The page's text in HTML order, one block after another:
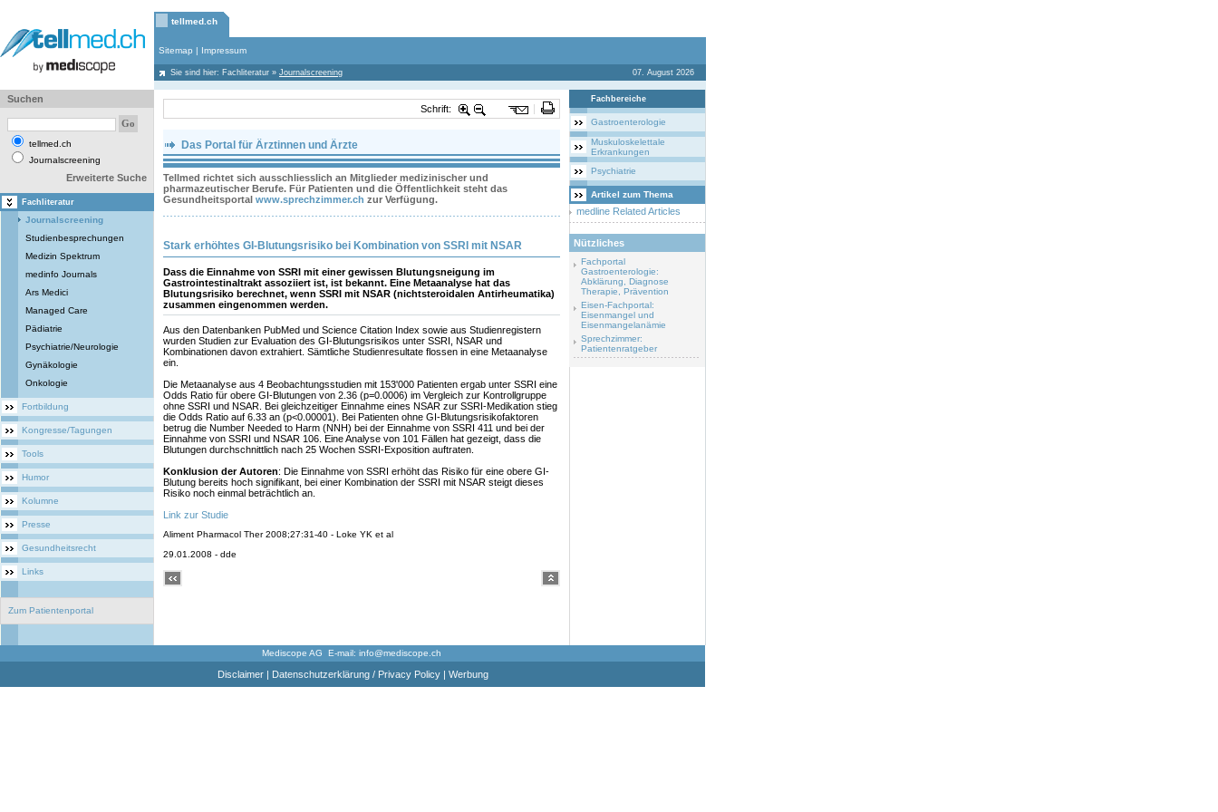
tellmed.ch
Sitemap | Impressum
Sie sind hier: Fachliteratur » Journalscreening 07. August 2026
Suchen
tellmed.ch
Journalscreening
Erweiterte Suche
Fachliteratur
Journalscreening
Studienbesprechungen
Medizin Spektrum
medinfo Journals
Ars Medici
Managed Care
Pädiatrie
Psychiatrie/Neurologie
Gynäkologie
Onkologie
Fortbildung
Kongresse/Tagungen
Tools
Humor
Kolumne
Presse
Gesundheitsrecht
Links
Zum Patientenportal
Schrift:
Das Portal für Ärztinnen und Ärzte
Tellmed richtet sich ausschliesslich an Mitglieder medizinischer und
pharmazeutischer Berufe. Für Patienten und die Öffentlichkeit steht das
Gesundheitsportal www.sprechzimmer.ch zur Verfügung.
Stark erhöhtes GI-Blutungsrisiko bei Kombination von SSRI mit NSAR
Dass die Einnahme von SSRI mit einer gewissen Blutungsneigung im
Gastrointestinaltrakt assoziiert ist, ist bekannt. Eine Metaanalyse hat das
Blutungsrisiko berechnet, wenn SSRI mit NSAR (nichtsteroidalen Antirheumatika)
zusammen eingenommen werden.
Aus den Datenbanken PubMed und Science Citation Index sowie aus Studienregistern
wurden Studien zur Evaluation des GI-Blutungsrisikos unter SSRI, NSAR und
Kombinationen davon extrahiert. Sämtliche Studienresultate flossen in eine Metaanalyse
ein.
Die Metaanalyse aus 4 Beobachtungsstudien mit 153'000 Patienten ergab unter SSRI eine
Odds Ratio für obere GI-Blutungen von 2.36 (p=0.0006) im Vergleich zur Kontrollgruppe
ohne SSRI und NSAR. Bei gleichzeitiger Einnahme eines NSAR zur SSRI-Medikation stieg
die Odds Ratio auf 6.33 an (p<0.00001). Bei Patienten ohne GI-Blutungsrisikofaktoren
betrug die Number Needed to Harm (NNH) bei der Einnahme von SSRI 411 und bei der
Einnahme von SSRI und NSAR 106. Eine Analyse von 101 Fällen hat gezeigt, dass die
Blutungen durchschnittlich nach 25 Wochen SSRI-Exposition auftraten.
Konklusion der Autoren: Die Einnahme von SSRI erhöht das Risiko für eine obere GI-
Blutung bereits hoch signifikant, bei einer Kombination der SSRI mit NSAR steigt dieses
Risiko noch einmal beträchtlich an.
Link zur Studie
Aliment Pharmacol Ther 2008;27:31-40 - Loke YK et al
29.01.2008 - dde
Fachbereiche
Gastroenterologie
Muskuloskelettale
Erkrankungen
Psychiatrie
Artikel zum Thema
medline Related Articles
Nützliches
Fachportal
Gastroenterologie:
Abklärung, Diagnose
Therapie, Prävention
Eisen-Fachportal:
Eisenmangel und
Eisenmangelanämie
Sprechzimmer:
Patientenratgeber
Mediscope AG E-mail: info@mediscope.ch
Disclaimer| Datenschutzerklärung / Privacy Policy| Werbung